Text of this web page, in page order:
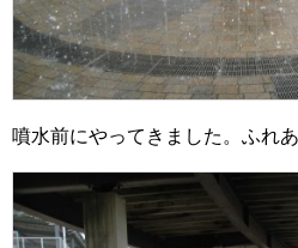
噴水前にやってきました。ふれ